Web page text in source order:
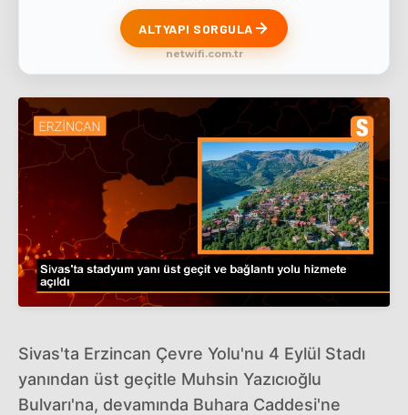
ALTYAPI SORGULA
netwifi.com.tr
Sivas'ta Erzincan Çevre Yolu'nu 4 Eylül Stadı
yanından üst geçitle Muhsin Yazıcıoğlu
Bulvarı'na, devamında Buhara Caddesi'ne